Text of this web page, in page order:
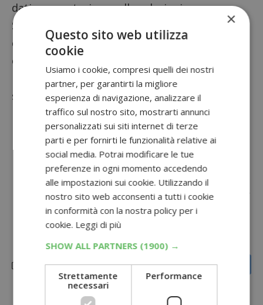
dati per partecipare alle selezioni.
Se sarai scelta riceverai gratuitamente
confezione di bende riducenti del Mar Morto
e potrai lasciare la tua opinione sul prodotto
ricevuto! Per questa prova prodotto saranno
selezionate50 utenti tester.
Non perdere anche:
Vocabolario fondamentale omaggio:
scopri La Treccani dei ragazzi
Diventa tester cosmetici Innisfree
Diventa tester Elvive Dream Long Wonder
Water
×
Questo sito web utilizza
cookie
Usiamo i cookie, compresi quelli dei nostri
partner, per garantirti la migliore
esperienza di navigazione, analizzare il
traffico sul nostro sito, mostrarti annunci
personalizzati sui siti internet di terze
parti e per fornirti le funzionalità relative ai
social media. Potrai modificare le tue
preferenze in ogni momento accedendo
alle impostazioni sui cookie. Utilizzando il
nostro sito web acconsenti a tutti i cookie
in conformità con la nostra policy per i
cookie. Leggi di più
SHOW ALL PARTNERS (1900) →
Strettamente
necessari
Performance